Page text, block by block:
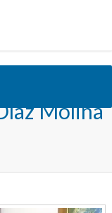
Molina